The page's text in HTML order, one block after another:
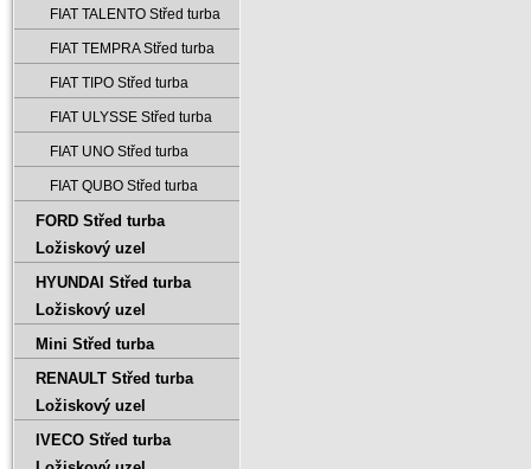
FIAT TALENTO Střed turba
FIAT TEMPRA Střed turba
FIAT TIPO Střed turba
FIAT ULYSSE Střed turba
FIAT UNO Střed turba
FIAT QUBO Střed turba
FORD Střed turba
Ložiskový uzel
HYUNDAI Střed turba
Ložiskový uzel
Mini Střed turba
RENAULT Střed turba
Ložiskový uzel
IVECO Střed turba